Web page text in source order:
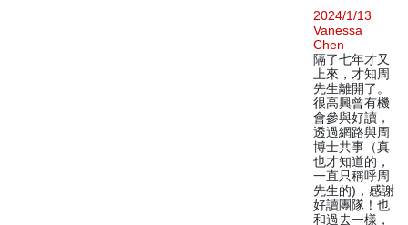
2024/1/13
Vanessa
Chen
隔了七年才又
上來，才知周
先生離開了。
很高興曾有機
會參與好讀，
透過網路與周
博士共事（真
也才知道的，
一直只稱呼周
先生的)，感謝
好讀團隊！也
和過去一樣，